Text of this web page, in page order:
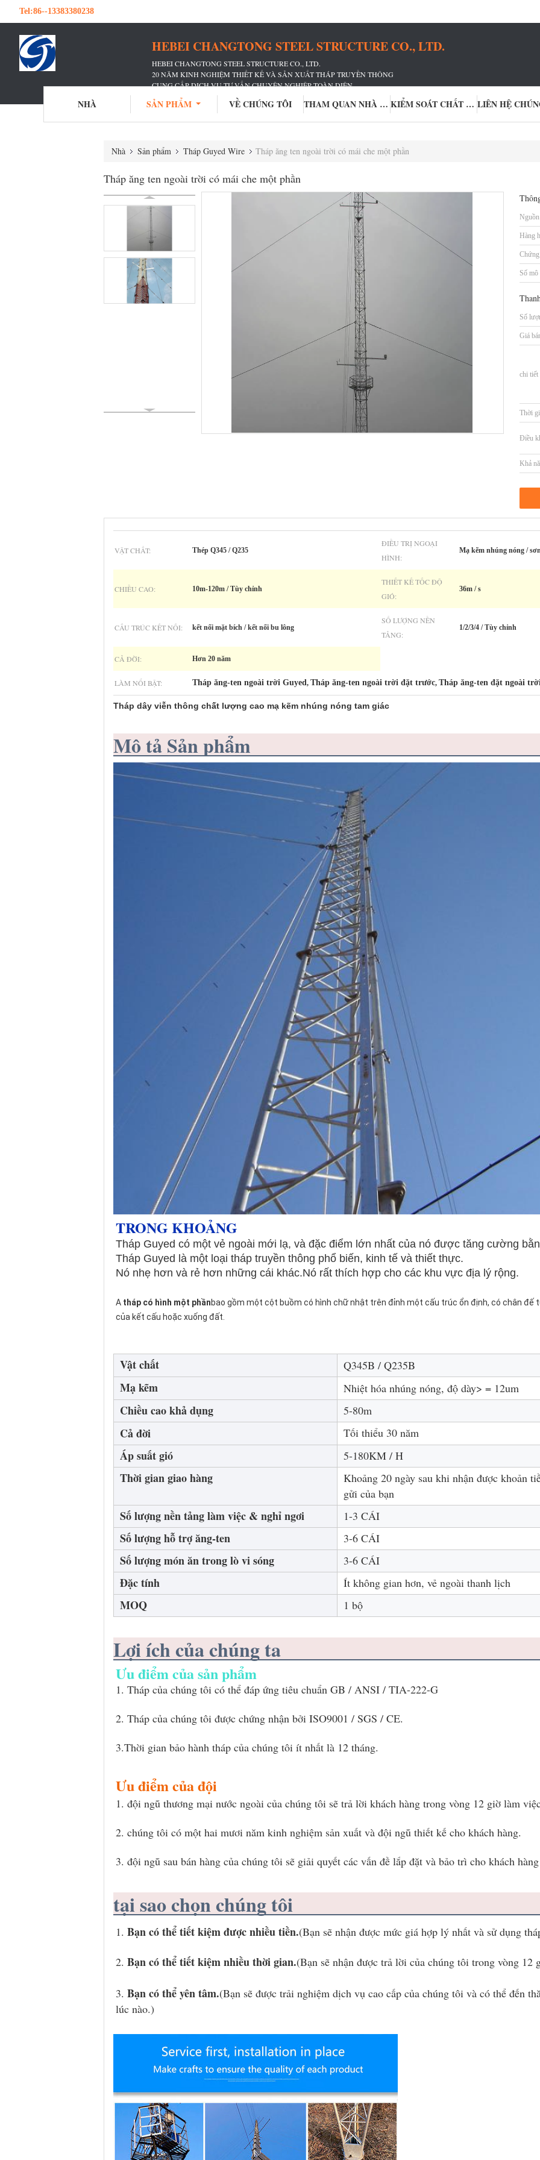
Tel:86--13383380238
HEBEI CHANGTONG STEEL STRUCTURE CO., LTD.
HEBEI CHANGTONG STEEL STRUCTURE CO., LTD.
20 NĂM KINH NGHIỆM THIẾT KẾ VÀ SẢN XUẤT THÁP TRUYỀN THÔNG
CUNG CẤP DỊCH VỤ TƯ VẤN CHUYÊN NGHIỆP TOÀN DIỆN
ĐÃ PHỤC VỤ VÔ SỐ HÃNG TRUYỀN THÔNG
NHÀ SẢN PHẨM VỀ CHÚNG TÔI THAM QUAN NHÀ MÁY KIỂM SOÁT CHẤT LƯỢNG LIÊN HỆ
Nhà Sản phẩm Tháp Guyed Wire Tháp ăng ten ngoài trời có mái che một phần
Tháp ăng ten ngoài trời có mái che một phần
Hàng
Số
Số
Giá
chi tiết
Thời
Điều
Khả
VẬT CHẤT: Thép Q345 / Q235
ĐIỀU TRỊ NGOẠI
HÌNH:
Mạ kẽm nhúng nóng /
CHIỀU CAO: 10m-120m / Tùy chỉnh
THIẾT KẾ TỐC ĐỘ
GIÓ:
36m / s
CẤU TRÚC KẾT NỐI: kết nối mặt bích / kết nối bu lông
SỐ LƯỢNG NỀN
TẢNG:
1/2/3/4 / Tùy chỉnh
CẢ ĐỜI: Hơn 20 năm
LÀM NỔI BẬT: Tháp ăng-ten ngoài trời Guyed, Tháp ăng-ten ngoài trời đặt trước, Tháp ăng-ten đặt ngoài
Tháp dây viễn thông chất lượng cao mạ kẽm nhúng nóng tam giác
Mô tả Sản phẩm
TRONG KHOẢNG
Tháp Guyed có một vẻ ngoài mới lạ, và đặc điểm lớn nhất của nó được tăng cường
Tháp Guyed là một loại tháp truyền thông phổ biến, kinh tế và thiết thực.
Nó nhẹ hơn và rẻ hơn những cái khác.Nó rất thích hợp cho các khu vực địa lý rộng.
A tháp có hình một phầnbao gồm một cột buồm có hình chữ nhật trên đỉnh một cấu trúc ổn định, có chân đế
của kết cấu hoặc xuống đất.
Vật chất Q345B / Q235B
Mạ kẽm Nhiệt hóa nhúng nóng, độ dày> = 12um
Chiều cao khả dụng 5-80m
Cả đời Tối thiểu 30 năm
Áp suất gió 5-180KM / H
Thời gian giao hàng
Khoảng 20 ngày sau khi nhận được khoản
gửi của bạn
Số lượng nền tảng làm việc & nghỉ ngơi 1-3 CÁI
Số lượng hỗ trợ ăng-ten 3-6 CÁI
Số lượng món ăn trong lò vi sóng 3-6 CÁI
Đặc tính Ít không gian hơn, vẻ ngoài thanh lịch
MOQ 1 bộ
Lợi ích của chúng ta
Ưu điểm của sản phẩm
1. Tháp của chúng tôi có thể đáp ứng tiêu chuẩn GB / ANSI / TIA-222-G
2. Tháp của chúng tôi được chứng nhận bởi ISO9001 / SGS / CE.
3.Thời gian bảo hành tháp của chúng tôi ít nhất là 12 tháng.
Ưu điểm của đội
1. đội ngũ thương mại nước ngoài của chúng tôi sẽ trả lời khách hàng trong vòng 12 giờ làm
2. chúng tôi có một hai mươi năm kinh nghiệm sản xuất và đội ngũ thiết kế cho khách hàng.
3. đội ngũ sau bán hàng của chúng tôi sẽ giải quyết các vấn đề lắp đặt và bảo trì cho khách hàng
tại sao chọn chúng tôi
1. Bạn có thể tiết kiệm được nhiều tiền.(Bạn sẽ nhận được mức giá hợp lý nhất và sử dụng
2. Bạn có thể tiết kiệm nhiều thời gian.(Bạn sẽ nhận được trả lời của chúng tôi trong vòng 12
3. Bạn có thể yên tâm.(Bạn sẽ được trải nghiệm dịch vụ cao cấp của chúng tôi và có thể đến
lúc nào.)